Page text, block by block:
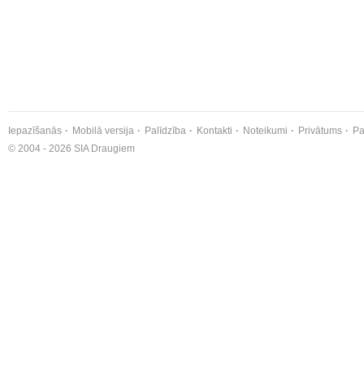
Iepazīšanās Mobilā versija Palīdzība Kontakti Noteikumi Privātums
© 2004 - 2026 SIA Draugiem